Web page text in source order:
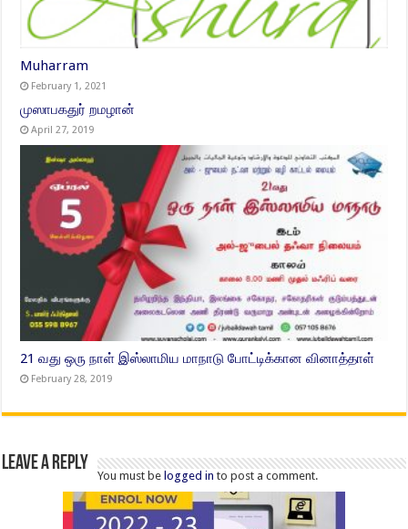
Muharram
February 1, 2021
முஸாபகதுர் றமழான்
April 27, 2019
21 வது ஒரு நாள் இஸ்லாமிய மாநாடு போட்டிக்கான வினாத்தாள்
February 28, 2019
Leave a Reply
You must belogged in to post a comment.